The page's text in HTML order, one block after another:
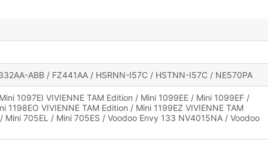
ABB / FZ441AA / HSRNN-I57C / HSTNN-I57C / NE570PA
1097EI VIVIENNE TAM Edition / Mini 1099EE / Mini 1099EF /
VIVIENNE TAM Edition / Mini 1199EZ VIVIENNE TAM
705EL / Mini 705ES / Voodoo Envy 133 NV4015NA / Voodoo